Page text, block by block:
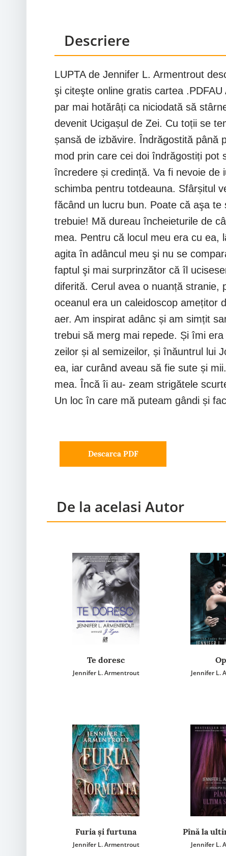
Descriere
LUPTA de Jennifer L. Armentrout
şi citeşte online gratis cartea
par mai hotărâți ca niciodată să
devenit Ucigașul de Zei. Cu toții se
șansă de izbăvire. Îndrăgostită până
mod prin care cei doi îndrăgostiți pot
încredere și credință. Va fi nevoie de
schimba pentru totdeauna. Sfârșitul
făcând un lucru bun. Poate că aşa
trebuie! Mă dureau încheieturile de
mea. Pentru că locul meu era cu ea,
agita în adâncul meu şi nu se
faptul şi mai surprinzător că îl
diferită. Cerul avea o nuanță stranie,
oceanul era un caleidoscop amețitor
aer. Am inspirat adânc și am simțit
trebui să merg mai repede. Și îmi
zeilor și al semizeilor, și înăuntrul lui
ea, iar curând aveau să fie sute și
mea. Încă îi au‑ zeam strigătele
Un loc în care mă puteam gândi și
Descarca PDF
De la acelasi Autor
Te doresc
Jennifer L. Armentrout Jennifer L.
Furia și furtuna
Jennifer L. Armentrout
Pînă la
Jennifer L.